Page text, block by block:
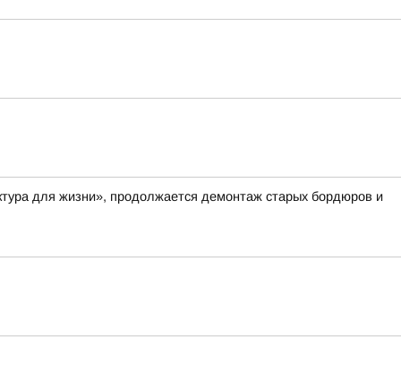
для жизни», продолжается демонтаж старых бордюров и